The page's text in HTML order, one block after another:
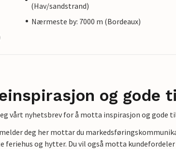
(Hav/sandstrand)
Nærmeste by: 7000 m (Bordeaux)
og gode
vårt nyhetsbrev for å motta inspirasjon og gode
deg her mottar du
feriehus og hytter. Du vil også motta